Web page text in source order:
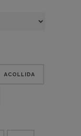
ACOLLIDA